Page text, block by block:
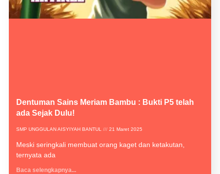
Dentuman Sains Meriam Bambu : Bukti P5 telah
ada Sejak Dulu!
SMP UNGGULAN AISYIYAH BANTUL 21 Maret 2025
Meski seringkali membuat orang kaget dan ketakutan,
ternyata ada
Baca selengkapnya...